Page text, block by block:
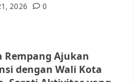
2026 0
Rempang Ajukan
dengan Wali Kota